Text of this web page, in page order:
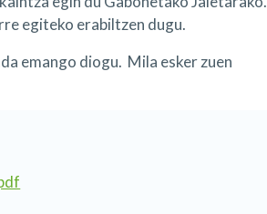
egiteko erabiltzen dugu.
emango diogu. Mila esker zuen